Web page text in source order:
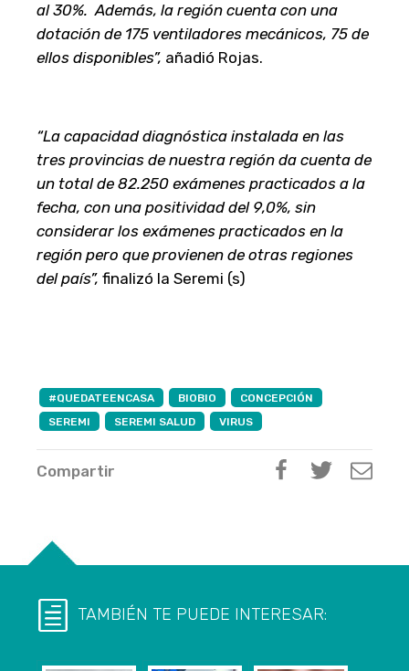
al 30%. Además, la región cuenta con una
dotación de 175 ventiladores mecánicos, 75 de
ellos disponibles”, añadió Rojas.
“La capacidad diagnóstica instalada en las
tres provincias de nuestra región da cuenta de
un total de 82.250 exámenes practicados a la
fecha, con una positividad del 9,0%, sin
considerar los exámenes practicados en la
región pero que provienen de otras regiones
del país”, finalizó la Seremi (s)
#QUEDATEENCASA BIOBIO
CONCEPCIÓN
SEREMI
SEREMI SALUD VIRUS
Compartir
TAMBIÉN TE PUEDE INTERESAR: